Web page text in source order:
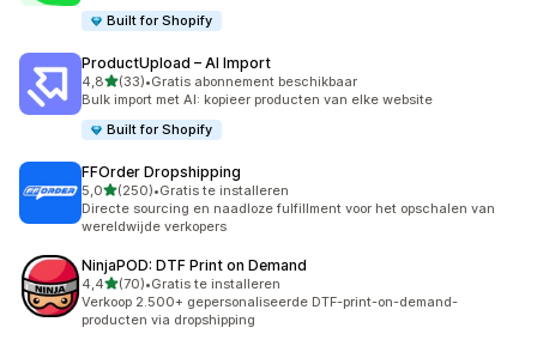
Built for Shopify
ProductUpload – AI Import
4,8van 5 sterren
(33)
33 recensies in totaal
•Gratis abonnement beschikbaar
Bulk import met AI: kopieer producten van elke website
Built for Shopify
FFOrder Dropshipping
5,0van 5 sterren
(250)
250 recensies in totaal
•Gratis te installeren
Directe sourcing en naadloze fulfillment voor het opschalen van
wereldwijde verkopers
NinjaPOD: DTF Print on Demand
4,4van 5 sterren
(70)
70 recensies in totaal
•Gratis te installeren
Verkoop 2.500+ gepersonaliseerde DTF-print-on-demand-
producten via dropshipping